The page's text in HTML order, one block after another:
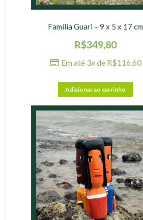
Família Guari – 9 x 5 x 17 cm
R$349,80
Em até 3x de R$116,60
Adicionar ao carrinho